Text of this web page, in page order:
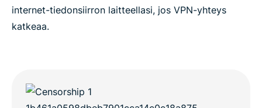
internet-tiedonsiirron laitteellasi, jos VPN-yhteys
katkeaa.